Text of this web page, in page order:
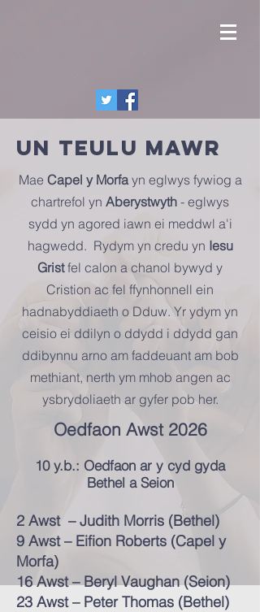
Un teulu mawr
Mae Capel y Morfayn eglwys fywiog a
chartrefol yn Aberystwyth - eglwys
sydd yn agored iawn ei meddwl a'i
hagwedd. Rydym yn credu yn Iesu
Gristfel calon a chanol bywyd y
Cristion ac fel ffynhonnell ein
hadnabyddiaeth o Dduw. Yr ydym yn
ceisio ei ddilyn o ddydd i ddydd gan
ddibynnu arno am faddeuant am bob
methiant, nerth ym mhob angen ac
ysbrydoliaeth ar gyfer pob her.
Oedfaon Awst 2026
10 y.b.: Oedfaon ar y cyd gyda
Bethel a Seion
2 Awst – Judith Morris (Bethel)
9 Awst – Eifion Roberts (Capel y
Morfa)
16 Awst – Beryl Vaughan (Seion)
23 Awst – Peter Thomas (Bethel)